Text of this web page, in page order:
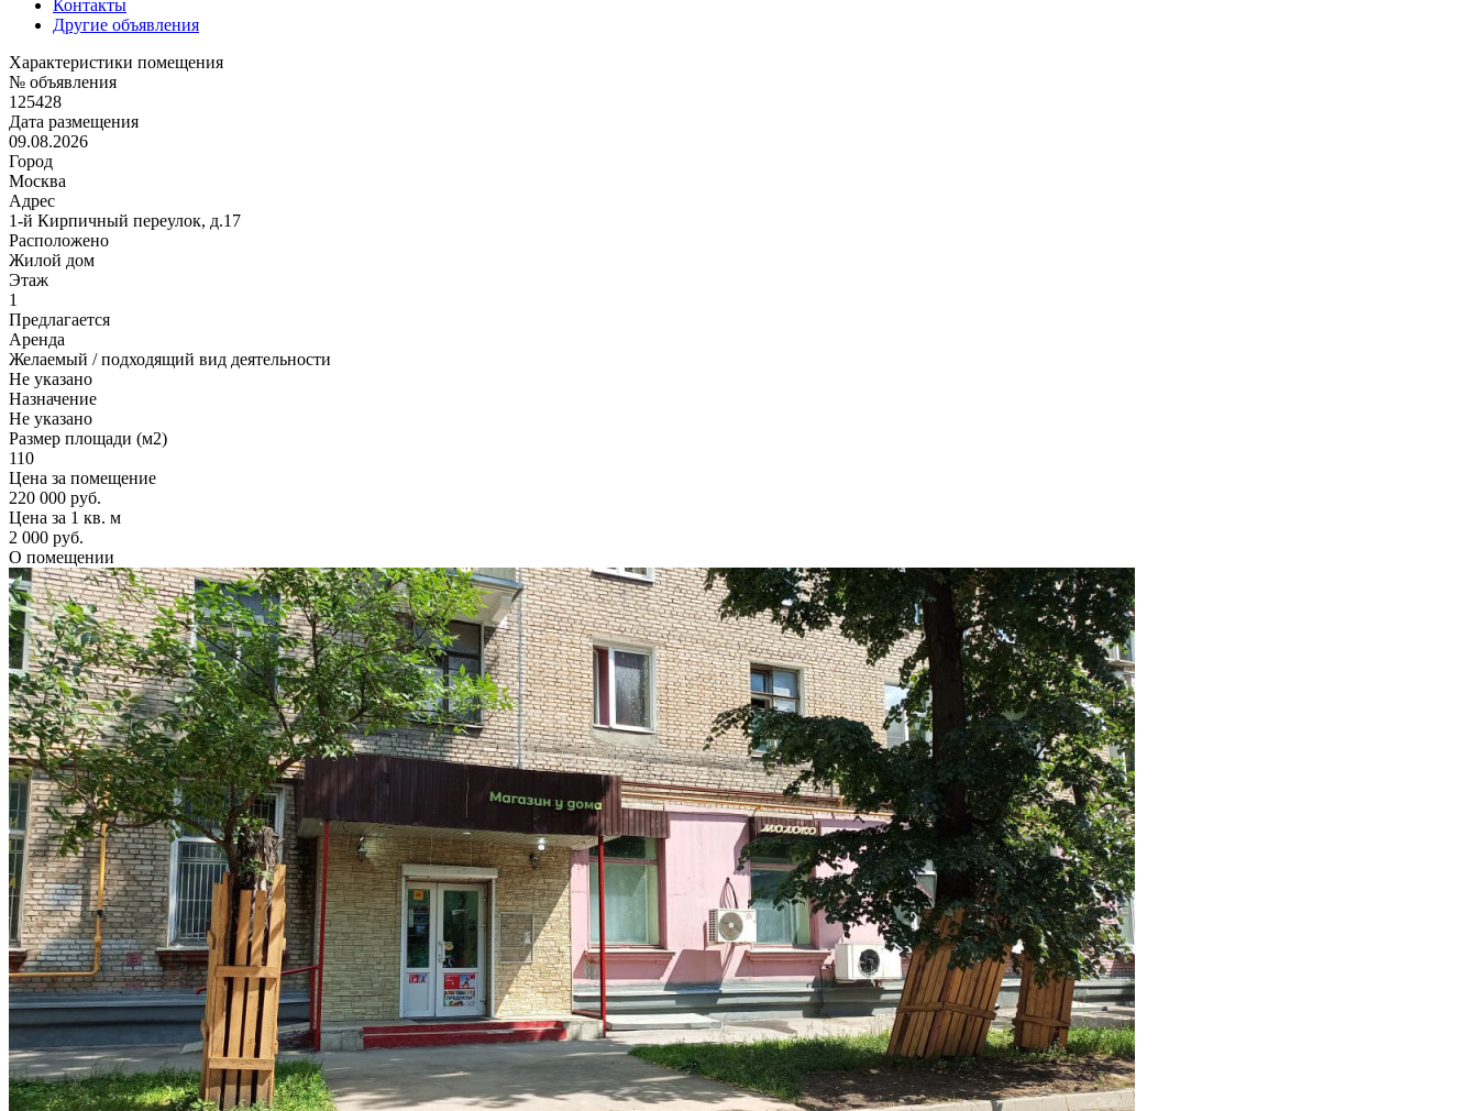
Контакты
Другие объявления
Характеристики помещения
№ объявления
125428
Дата размещения
09.08.2026
Город
Москва
Адрес
1-й Кирпичный переулок, д.17
Расположено
Жилой дом
Этаж
1
Предлагается
Аренда
Желаемый / подходящий вид деятельности
Не указано
Назначение
Не указано
Размер площади (м2)
110
Цена за помещение
220 000 руб.
Цена за 1 кв. м
2 000 руб.
О помещении